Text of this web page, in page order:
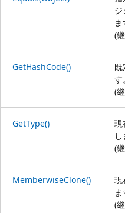
ジ
ま
(
GetHashCode()
既
す。
(
GetType() 現
し
(
MemberwiseClone() 現
ま
(